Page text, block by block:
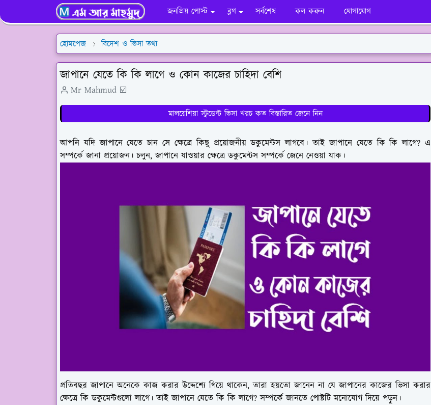
জনপ্রিয় পোস্ট ব্লগ সর্বশেষ কল করুন যোগাযোগ
হোমপেজ বিদেশ ও ভিসা তথ্য
জাপানে যেতে কি কি লাগে ও কোন কাজের চাহিদা বেশি
Mr Mahmud ☑️
মালয়েশিয়া স্টুডেন্ট ভিসা খরচ কত বিস্তারিত জেনে নিন
আপনি যদি জাপানে যেতে চান সে ক্ষেত্রে কিছু প্রয়োজনীয় ডকুমেন্টস লাগবে। তাই জাপানে যেতে কি কি লাগে? এ
সম্পর্কে জানা প্রয়োজন। চলুন, জাপানে যাওয়ার ক্ষেত্রে ডকুমেন্টস সম্পর্কে জেনে নেওয়া যাক।
প্রতিবছর জাপানে অনেকে কাজ করার উদ্দেশ্যে গিয়ে থাকেন, তারা হয়তো জানেন না যে জাপানের কাজের ভিসা করার
ক্ষেত্রে কি ডকুমেন্টগুলো লাগে। তাই জাপানে যেতে কি কি লাগে? সম্পর্কে জানতে পোষ্টটি মনোযোগ দিয়ে পড়ুন।